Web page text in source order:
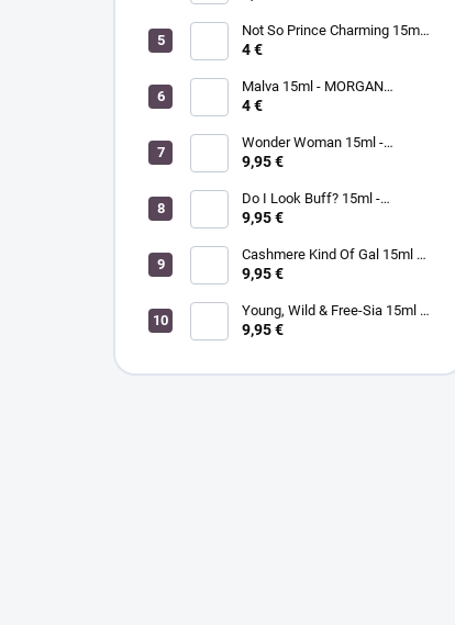
Not So Prince Charming 15ml
- MORGAN TAYLOR - lak na
4 €
Malva 15ml - MORGAN
TAYLOR - lak na nechty
4 €
Wonder Woman 15ml -
MORGAN TAYLOR - lak na
9,95 €
Do I Look Buff? 15ml -
MORGAN TAYLOR - lak na
9,95 €
Cashmere Kind Of Gal 15ml -
MORGAN TAYLOR - lak na
9,95 €
Young, Wild & Free-Sia 15ml -
MORGAN TAYLOR - lak na
9,95 €